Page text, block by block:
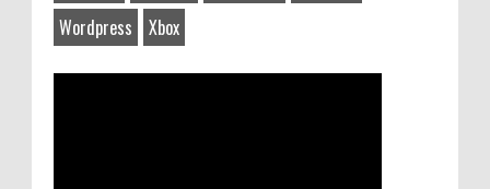
Wordpress
Xbox